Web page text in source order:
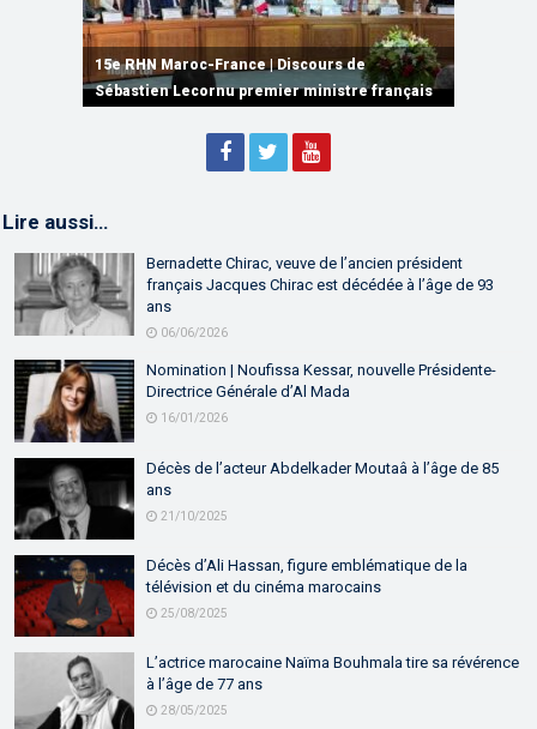
15e RHN Maroc-France | Signature de
plusieurs accords de coopération et de
partenariat
15e RHN Maroc-France | Discours de
Sébastien Lecornu premier ministre français
15e Réunion de Haut Niveau Maroc-France |
Discours de M. Aziz Akhannouch
Lire aussi…
Bernadette Chirac, veuve de l’ancien président
français Jacques Chirac est décédée à l’âge de 93
ans
06/06/2026
Nomination | Noufissa Kessar, nouvelle Présidente-
Directrice Générale d’Al Mada
16/01/2026
Décès de l’acteur Abdelkader Moutaâ à l’âge de 85
ans
21/10/2025
Décès d’Ali Hassan, figure emblématique de la
télévision et du cinéma marocains
25/08/2025
L’actrice marocaine Naïma Bouhmala tire sa révérence
à l’âge de 77 ans
28/05/2025